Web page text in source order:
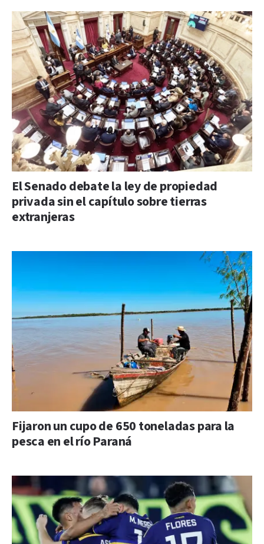
El Senado debate la ley de propiedad
privada sin el capítulo sobre tierras
extranjeras
Fijaron un cupo de 650 toneladas para la
pesca en el río Paraná